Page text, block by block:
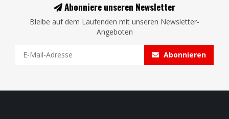
Abonniere unseren Newsletter
Bleibe auf dem Laufenden mit unseren Newsletter-
Angeboten
Abonnieren